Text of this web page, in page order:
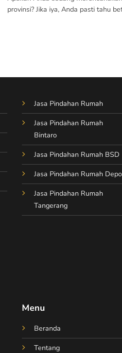
provinsi? Jika iya, Anda pasti tahu
Jasa Pindahan Rumah
Jasa Pindahan Rumah
Bintaro
Jasa Pindahan Rumah BSD
Jasa Pindahan Rumah
Jasa Pindahan Rumah
Tangerang
Menu
Beranda
Tentang